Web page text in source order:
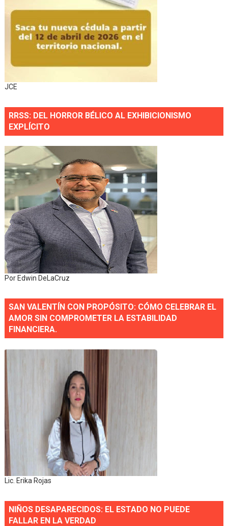
JCE
RRSS: DEL HORROR BÉLICO AL EXHIBICIONISMO
EXPLÍCITO
Por Edwin DeLaCruz
SAN VALENTÍN CON PROPÓSITO: CÓMO CELEBRAR EL
AMOR SIN COMPROMETER LA ESTABILIDAD
FINANCIERA.
Lic. Erika Rojas
NIÑOS DESAPARECIDOS: EL ESTADO NO PUEDE
FALLAR EN LA VERDAD